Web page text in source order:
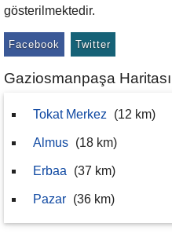
gösterilmektedir.
Facebook Twitter
Gaziosmanpaşa
Tokat Merkez (12 km)
Almus (18 km)
Erbaa (37 km)
Pazar (36 km)